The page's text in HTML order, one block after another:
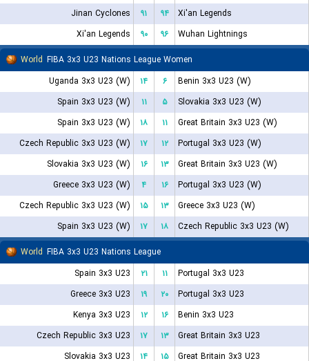
Jinan Cyclones
۹۱ ۹۴
Xi'an Legends
Xi'an Legends
۹۰ ۹۶
Wuhan Lightnings
World FIBA 3x3 U23 Nations League Women
Uganda 3x3 U23 (W)
۱۴ ۶
Benin 3x3 U23 (W)
Spain 3x3 U23 (W)
۱۱ ۵
Slovakia 3x3 U23 (W)
Spain 3x3 U23 (W)
۱۸ ۱۱
Great Britain 3x3 U23 (W)
Czech Republic 3x3 U23 (W)
۱۷ ۱۲
Portugal 3x3 U23 (W)
Slovakia 3x3 U23 (W)
۱۶ ۱۳
Great Britain 3x3 U23 (W)
Greece 3x3 U23 (W)
۴ ۱۶
Portugal 3x3 U23 (W)
Czech Republic 3x3 U23 (W)
۱۵ ۱۳
Greece 3x3 U23 (W)
Spain 3x3 U23 (W)
۱۷ ۱۸
Czech Republic 3x3 U23 (W)
World FIBA 3x3 U23 Nations League
Spain 3x3 U23
۲۱ ۱۱
Portugal 3x3 U23
Greece 3x3 U23
۱۹ ۲۰
Portugal 3x3 U23
Kenya 3x3 U23
۱۲ ۱۶
Benin 3x3 U23
Czech Republic 3x3 U23
۱۷ ۱۳
Great Britain 3x3 U23
Slovakia 3x3 U23
۱۴ ۱۵ Great Britain 3x3 U23